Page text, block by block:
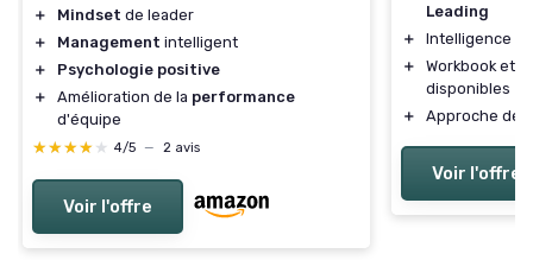
＋
Mindset de leader
＋
Management intelligent
＋
Psychologie positive
＋
Amélioration de la performance
d'équipe
★★★★★
★★★★★ 4/5 — 2 avis
Voir l'offre
Leading
＋
Intelligence
＋
Workbook et
disponibles
＋
Approche de
Voir l'offre